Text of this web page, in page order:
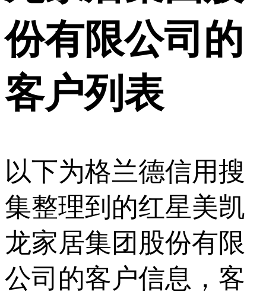
份有限公司 的
客户列表
以下为格兰德信用搜
集整理到的红星美凯
龙家居集团股份有限
公司的客户信息，客